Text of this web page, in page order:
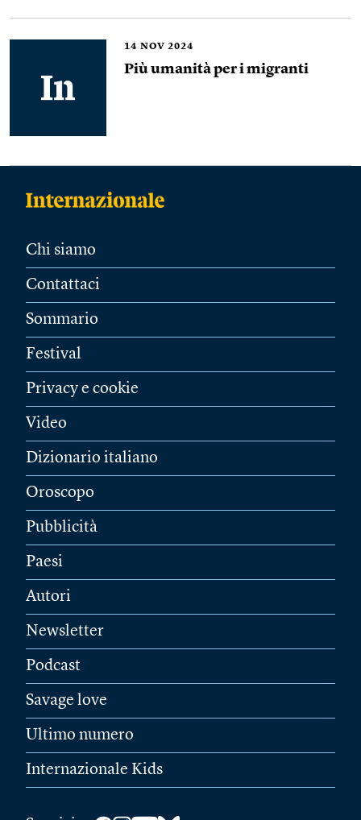
14 NOV 2024
Più umanità per i migranti
Chi siamo
Contattaci
Sommario
Festival
Privacy e cookie
Video
Dizionario italiano
Oroscopo
Pubblicità
Paesi
Autori
Newsletter
Podcast
Savage love
Ultimo numero
Internazionale Kids